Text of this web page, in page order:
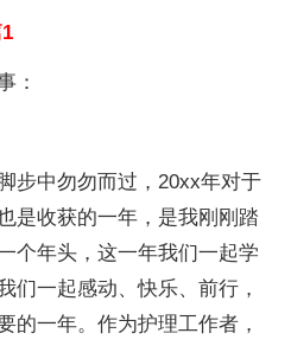
：
步中勿勿而过，20xx年对于
是收获的一年，是我刚刚踏
个年头，这一年我们一起学
们一起感动、快乐、前行，
的一年。作为护理工作者，